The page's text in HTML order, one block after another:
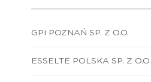
GPI POZNAŃ SP. Z O.O.
ESSELTE POLSKA SP. Z O.O.